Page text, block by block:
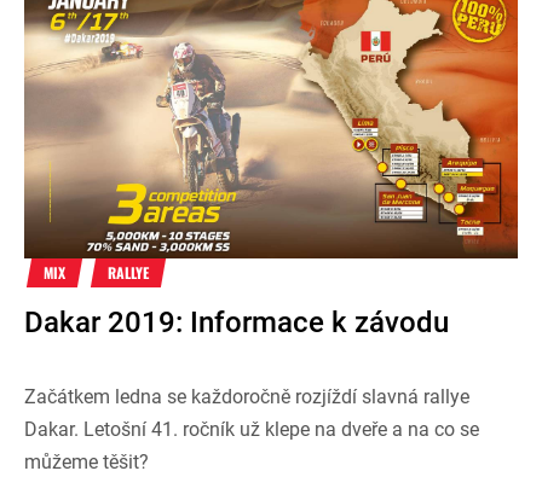
MIX RALLYE
Dakar 2019: Informace k závodu
Začátkem ledna se každoročně rozjíždí slavná rallye
Dakar. Letošní 41. ročník už klepe na dveře a na co se
můžeme těšit?